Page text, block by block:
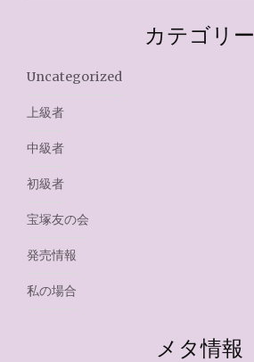
カテゴリー
Uncategorized
上級者
中級者
初級者
宝塚友の会
発売情報
私の場合
メタ情報